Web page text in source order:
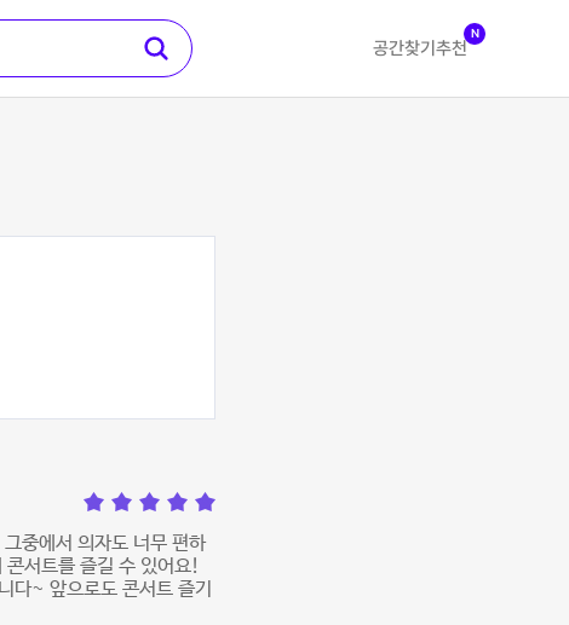
공간찾기 추천
N
중에서 의자도 너무 편하
서트를 즐길 수 있어요!
다~ 앞으로도 콘서트 즐기